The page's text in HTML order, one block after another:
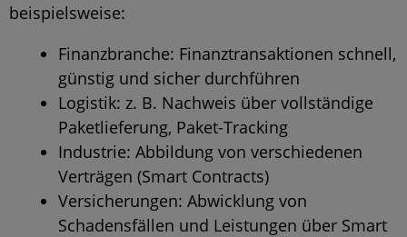
beispielsweise:
Finanzbranche: Finanztransaktionen schnell,
günstig und sicher durchführen
Logistik: z. B. Nachweis über vollständige
Paketlieferung, Paket-Tracking
Industrie: Abbildung von verschiedenen
Verträgen (Smart Contracts)
Versicherungen: Abwicklung von
Schadensfällen und Leistungen über Smart